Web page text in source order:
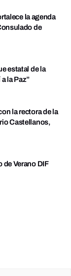
la agenda
de
estatal de la
la Paz”
la rectora de la
Castellanos,
de Verano DIF